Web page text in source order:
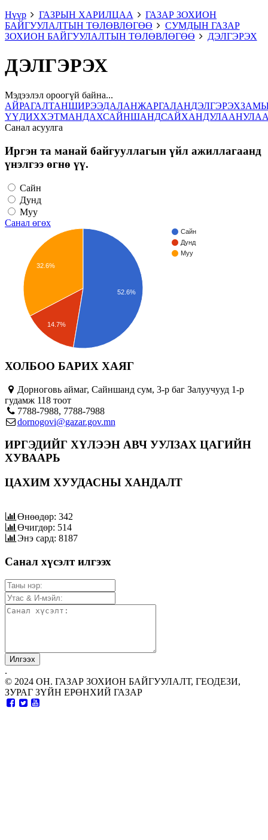
Нүүр
ГАЗРЫН ХАРИЛЦАА
ГАЗАР ЗОХИОН
БАЙГУУЛАЛТЫН ТӨЛӨВЛӨГӨӨ
СУМДЫН ГАЗАР
ЗОХИОН БАЙГУУЛАЛТЫН ТӨЛӨВЛӨГӨӨ
ДЭЛГЭРЭХ
ДЭЛГЭРЭХ
Мэдээлэл ороогүй байна...
АЙРАГАЛТАНШИРЭЭДАЛАНЖАРГАЛАНДЭЛГЭРЭХ
ҮҮДИХХЭТМАНДАХСАЙНШАНДСАЙХАНДУЛААН
Санал асуулга
Иргэн та манай байгууллагын үйл ажиллагаанд
үнэлгээ өгнө үү.
Сайн
Дунд
Муу
Санал өгөх
Сайн
Дунд
Муу
32.6%
14.7%
52.6%
ХОЛБОО БАРИХ ХАЯГ
Дорноговь аймаг, Сайншанд сум, 3-р баг Залуучууд 1-р
гудамж 118 тоот
7788-7988, 7788-7988
dornogovi@gazar.gov.mn
ИРГЭДИЙГ ХҮЛЭЭН АВЧ УУЛЗАХ ЦАГИЙН
ХУВААРЬ
ЦАХИМ ХУУДАСНЫ ХАНДАЛТ
Өнөөдөр: 342
Өчигдөр: 514
Энэ сард: 8187
Санал хүсэлт илгээх
.
© 2024 ОН. ГАЗАР ЗОХИОН БАЙГУУЛАЛТ, ГЕОДЕЗИ,
ЗУРАГ ЗҮЙН ЕРӨНХИЙ ГАЗАР